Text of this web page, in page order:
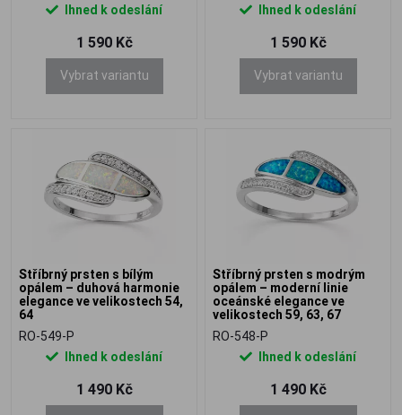
Ihned k odeslání
1 590 Kč
Vybrat variantu
Ihned k odeslání
1 590 Kč
Vybrat variantu
Stříbrný prsten s bílým
opálem – duhová harmonie
elegance ve velikostech 54,
64
RO-549-P
Ihned k odeslání
1 490 Kč
Stříbrný prsten s modrým
opálem – moderní linie
oceánské elegance ve
velikostech 59, 63, 67
RO-548-P
Ihned k odeslání
1 490 Kč